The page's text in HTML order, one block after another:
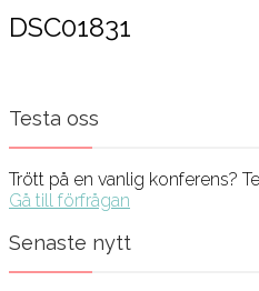
DSC01831
Testa oss
Trött på en vanlig konferens?
Gå till förfrågan
Senaste nytt